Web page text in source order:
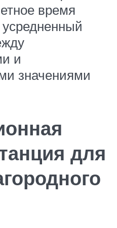
время
и
значениями
для